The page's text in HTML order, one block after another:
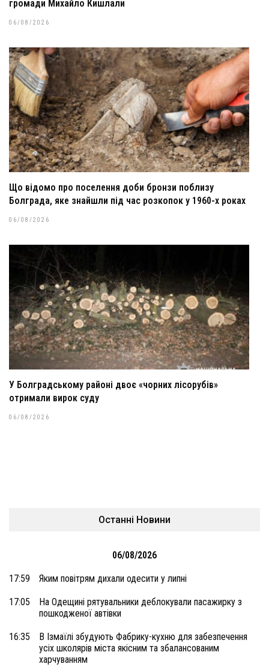
громади Михайло Кишлали
06/08/2026
Що відомо про поселення доби бронзи поблизу
Болграда, яке знайшли під час розкопок у 1960-х роках
06/08/2026
У Болградському районі двоє «чорних лісорубів»
отримали вирок суду
06/08/2026
Останні Новини
06/08/2026
17:59 Яким повітрям дихали одесити у липні
17:05
На Одещині рятувальники деблокували пасажирку з
пошкодженої автівки
16:35
В Ізмаїлі збудують Фабрику-кухню для забезпечення
усіх школярів міста якісним та збалансованим
харчуванням